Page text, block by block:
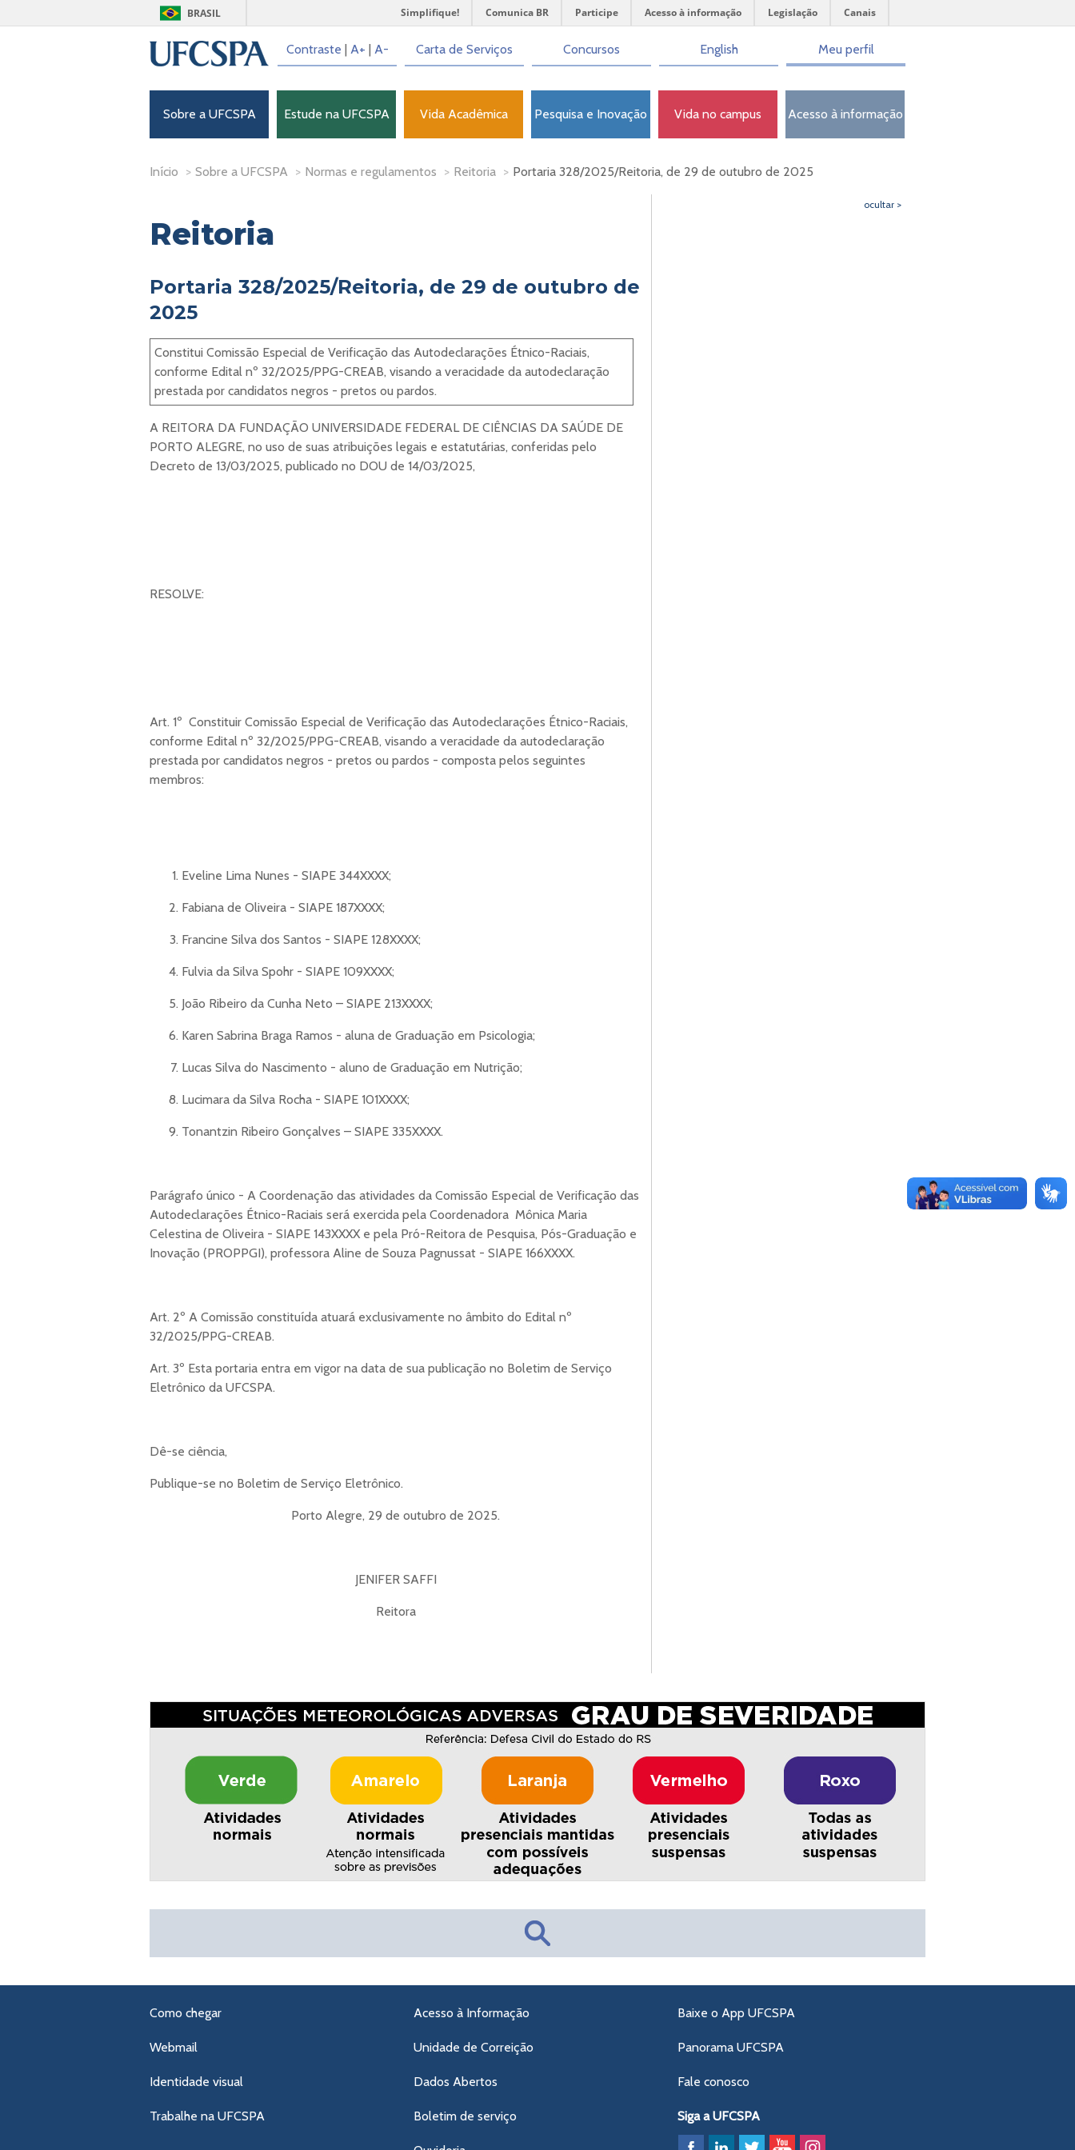
BRASIL Simplifique! Comunica BR Participe Acesso à informação Legislação Canais
Contraste | A+ | A- Carta de Serviços Concursos English Meu perfil
Sobre a UFCSPA Estude na UFCSPA Vida Acadêmica Pesquisa e Inovação Vida no campus Acesso à informação
Início > Sobre a UFCSPA > Normas e regulamentos > Reitoria > Portaria 328/2025/Reitoria, de 29 de outubro de 2025
Reitoria
Portaria 328/2025/Reitoria, de 29 de outubro de
2025
Constitui Comissão Especial de Verificação das Autodeclarações Étnico-Raciais,
conforme Edital nº 32/2025/PPG-CREAB, visando a veracidade da autodeclaração
prestada por candidatos negros - pretos ou pardos.
A REITORA DA FUNDAÇÃO UNIVERSIDADE FEDERAL DE CIÊNCIAS DA SAÚDE DE
PORTO ALEGRE, no uso de suas atribuições legais e estatutárias, conferidas pelo
Decreto de 13/03/2025, publicado no DOU de 14/03/2025,
RESOLVE:
Art. 1º Constituir Comissão Especial de Verificação das Autodeclarações Étnico-Raciais,
conforme Edital nº 32/2025/PPG-CREAB, visando a veracidade da autodeclaração
prestada por candidatos negros - pretos ou pardos - composta pelos seguintes
membros:
Eveline Lima Nunes - SIAPE 344XXXX;
Fabiana de Oliveira - SIAPE 187XXXX;
Francine Silva dos Santos - SIAPE 128XXXX;
Fulvia da Silva Spohr - SIAPE 109XXXX;
João Ribeiro da Cunha Neto – SIAPE 213XXXX;
Karen Sabrina Braga Ramos - aluna de Graduação em Psicologia;
Lucas Silva do Nascimento - aluno de Graduação em Nutrição;
Lucimara da Silva Rocha - SIAPE 101XXXX;
Tonantzin Ribeiro Gonçalves – SIAPE 335XXXX.
Parágrafo único - A Coordenação das atividades da Comissão Especial de Verificação das
Autodeclarações Étnico-Raciais será exercida pela Coordenadora Mônica Maria
Celestina de Oliveira - SIAPE 143XXXX e pela Pró-Reitora de Pesquisa, Pós-Graduação e
Inovação (PROPPGI), professora Aline de Souza Pagnussat - SIAPE 166XXXX.
Art. 2º A Comissão constituída atuará exclusivamente no âmbito do Edital nº
32/2025/PPG-CREAB.
Art. 3º Esta portaria entra em vigor na data de sua publicação no Boletim de Serviço
Eletrônico da UFCSPA.
Dê-se ciência,
Publique-se no Boletim de Serviço Eletrônico.
Porto Alegre, 29 de outubro de 2025.
JENIFER SAFFI
Reitora
ocultar >
Como chegar
Webmail
Identidade visual
Trabalhe na UFCSPA
Acesso à Informação
Unidade de Correição
Dados Abertos
Boletim de serviço
Baixe o App UFCSPA
Panorama UFCSPA
Fale conosco
Siga a UFCSPA